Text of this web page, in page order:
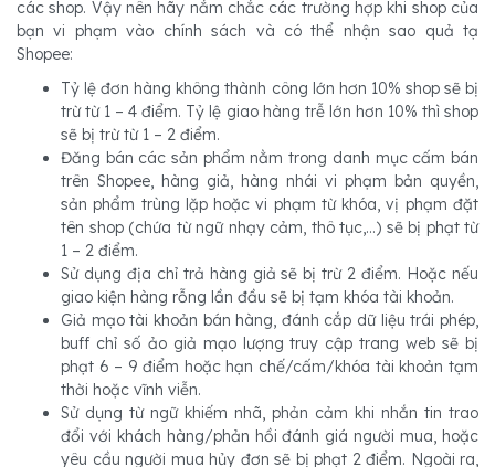
các shop. Vậy nên hãy nắm chắc các trường hợp khi shop của
bạn vi phạm vào chính sách và có thể nhận sao quả tạ
Shopee:
Tỷ lệ đơn hàng không thành công lớn hơn 10% shop sẽ bị
trừ từ 1 – 4 điểm. Tỷ lệ giao hàng trễ lớn hơn 10% thì shop
sẽ bị trừ từ 1 – 2 điểm.
Đăng bán các sản phẩm nằm trong danh mục cấm bán
trên Shopee, hàng giả, hàng nhái vi phạm bản quyền,
sản phẩm trùng lặp hoặc vi phạm từ khóa, vị phạm đặt
tên shop (chứa từ ngữ nhạy cảm, thô tục,…) sẽ bị phạt từ
1 – 2 điểm.
Sử dụng địa chỉ trả hàng giả sẽ bị trừ 2 điểm. Hoặc nếu
giao kiện hàng rỗng lần đầu sẽ bị tạm khóa tài khoản.
Giả mạo tài khoản bán hàng, đánh cắp dữ liệu trái phép,
buff chỉ số ảo giả mạo lượng truy cập trang web sẽ bị
phạt 6 – 9 điểm hoặc hạn chế/cấm/khóa tài khoản tạm
thời hoặc vĩnh viễn.
Sử dụng từ ngữ khiếm nhã, phản cảm khi nhắn tin trao
đổi với khách hàng/phản hồi đánh giá người mua, hoặc
yêu cầu người mua hủy đơn sẽ bị phạt 2 điểm. Ngoài ra,